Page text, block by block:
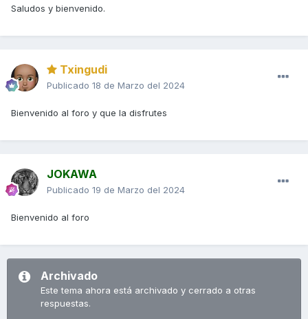
Saludos y bienvenido.
Txingudi
Publicado 18 de Marzo del 2024
Bienvenido al foro y que la disfrutes
JOKAWA
Publicado 19 de Marzo del 2024
Bienvenido al foro
Archivado
Este tema ahora está archivado y cerrado a otras
respuestas.